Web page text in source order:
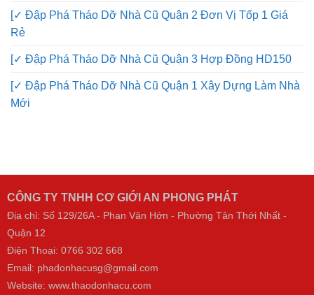
[✓ Đập Phá Tháo Dỡ Nhà Cũ Quận 2 Đơn Vị Tốp 1 Giá
Rẻ
[✓ Đập Phá Tháo Dỡ Nhà Cũ Quận 3 Hợp Đồng HD150
[✓ Đập Phá Tháo Dỡ Nhà Cũ Quận 1 Xây Dựng Làm Nhà
Mới
CÔNG TY TNHH CƠ GIỚI AN PHONG PHÁT
Địa chỉ: Số 129/26A - Phan Văn Hớn - Phường Tân Thới Nhất -
Quận 12
Điện Thoại: 0766 302 668
Email: phadonhacusg@gmail.com
Website: www.thaodonhacu.com